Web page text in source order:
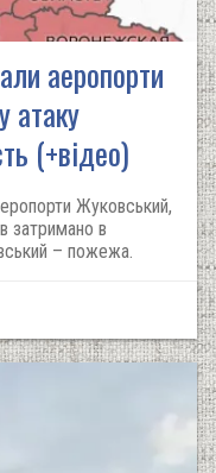
аеропорти
атаку
(+відео)
Жуковський,
затримано в
– пожежа.